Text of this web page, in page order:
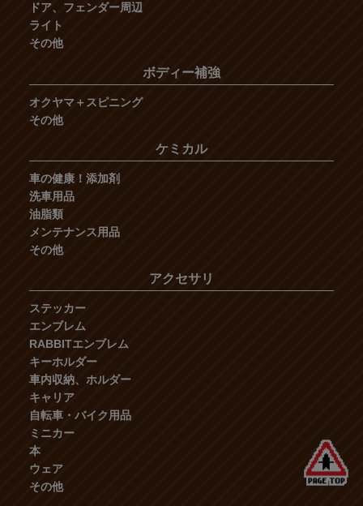
ドア、フェンダー周辺
ライト
その他
ボディー補強
オクヤマ＋スピニング
その他
ケミカル
車の健康！添加剤
洗車用品
油脂類
メンテナンス用品
その他
アクセサリ
ステッカー
エンブレム
RABBITエンブレム
キーホルダー
車内収納、ホルダー
キャリア
自転車・バイク用品
ミニカー
本
ウェア
その他